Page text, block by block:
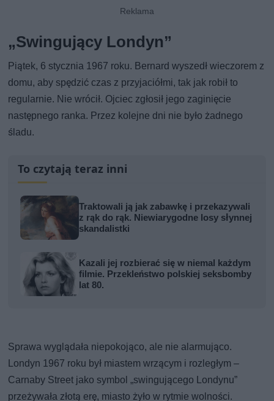
„Swingujący Londyn”
Piątek, 6 stycznia 1967 roku. Bernard wyszedł wieczorem z
domu, aby spędzić czas z przyjaciółmi, tak jak robił to
regularnie. Nie wrócił. Ojciec zgłosił jego zaginięcie
następnego ranka. Przez kolejne dni nie było żadnego
śladu.
To czytają teraz inni
Traktowali ją jak zabawkę i przekazywali
z rąk do rąk. Niewiarygodne losy słynnej
skandalistki
Kazali jej rozbierać się w niemal każdym
filmie. Przekleństwo polskiej seksbomby
lat 80.
Sprawa wyglądała niepokojąco, ale nie alarmująco.
Londyn 1967 roku był miastem wrzącym i rozległym –
Carnaby Street jako symbol „swingującego Londynu”
przeżywała złotą erę, miasto żyło w rytmie wolności.